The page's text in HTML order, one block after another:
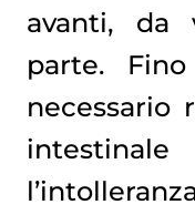
avanti, da
parte.
necessario